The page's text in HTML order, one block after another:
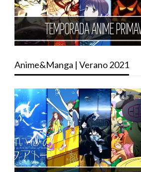
Anime&Manga | Verano 2021